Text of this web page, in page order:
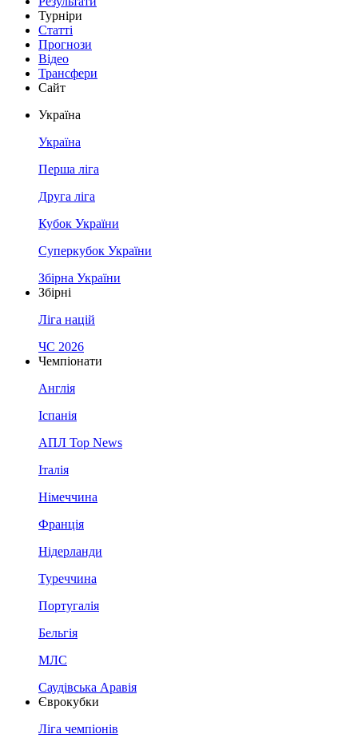
Турніри
Статті
Прогнози
Відео
Трансфери
Сайт
Україна
Україна
Перша ліга
Друга ліга
Кубок України
Суперкубок України
Збірна України
Збірні
Ліга націй
ЧС 2026
Чемпіонати
Англія
Іспанія
АПЛ Top News
Італія
Німеччина
Франція
Нідерланди
Туреччина
Португалія
Бельгія
МЛС
Саудівська Аравія
Єврокубки
Ліга чемпіонів